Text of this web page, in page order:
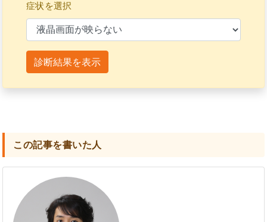
症状を選択
診断結果を表示
この記事を書いた人